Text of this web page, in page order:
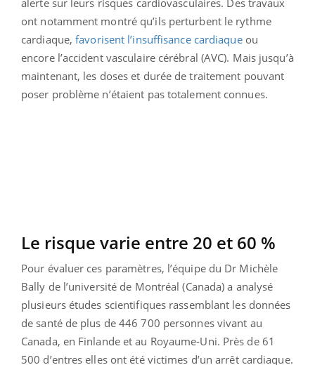
alerte sur leurs risques cardiovasculaires. Des travaux
ont notamment montré qu’ils perturbent le rythme
cardiaque,favorisent l’insuffisance cardiaqueou
encore l’accident vasculaire cérébral (AVC). Mais jusqu’à
maintenant, les doses et durée de traitement pouvant
poser problème n’étaient pas totalement connues.
Le risque varie entre 20 et 60 %
Pour évaluer ces paramètres, l’équipe du Dr Michèle
Bally de l’université de Montréal (Canada) a analysé
plusieurs études scientifiques rassemblant les données
de santé de plus de 446 700 personnes vivant au
Canada, en Finlande et au Royaume-Uni. Près de 61
500 d’entres elles ont été victimes d’un arrêt cardiaque.